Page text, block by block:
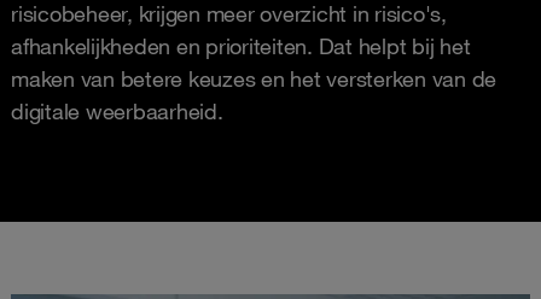
risicobeheer, krijgen meer overzicht in risico's,
afhankelijkheden en prioriteiten. Dat helpt bij het
maken van betere keuzes en het versterken van de
digitale weerbaarheid.